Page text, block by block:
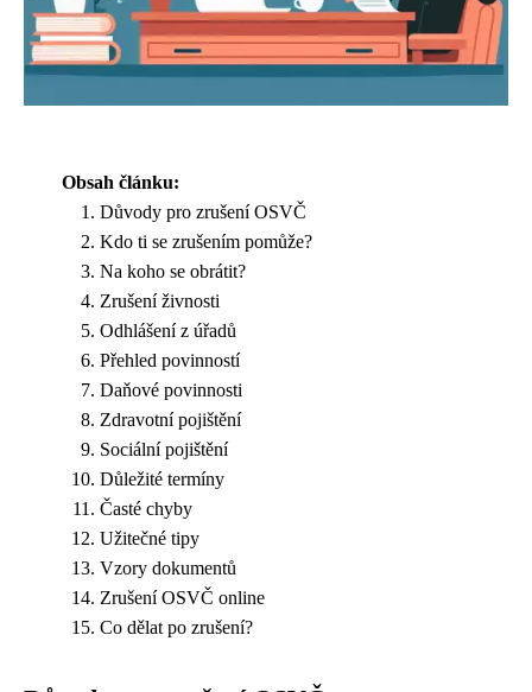
Obsah článku:
Důvody pro zrušení OSVČ
Kdo ti se zrušením pomůže?
Na koho se obrátit?
Zrušení živnosti
Odhlášení z úřadů
Přehled povinností
Daňové povinnosti
Zdravotní pojištění
Sociální pojištění
Důležité termíny
Časté chyby
Užitečné tipy
Vzory dokumentů
Zrušení OSVČ online
Co dělat po zrušení?